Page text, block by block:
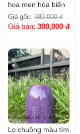
hoa men hỏa biến
/H14_M24cm
Giá gốc: 380,000 đ
Giá bán: 300,000 đ
Lọ chuông màu tím